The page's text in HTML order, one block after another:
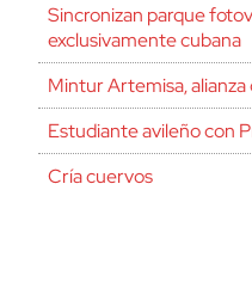
Sincronizan parque
exclusivamente cubana
Mintur Artemisa,
Estudiante avileño con
Cría cuervos